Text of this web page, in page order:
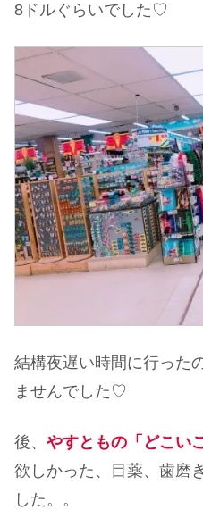
8ドルぐらいでした♡
結構夜遅い時間に行った
ませんでした♡
後、 やすともの「どこい
欲しかった、目薬、歯磨
した。。